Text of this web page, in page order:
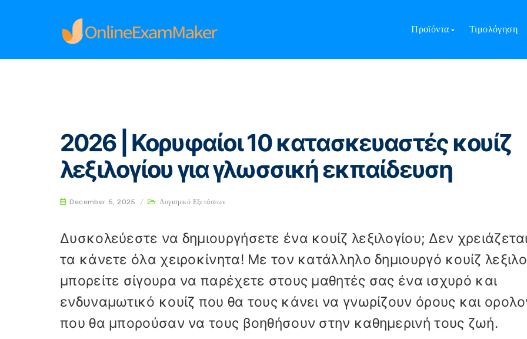
Προϊόντα Τιμολόγηση
Home
2026 | Κορυφαίοι 10 κατασκευαστές κουίζ
λεξιλογίου για γλωσσική εκπαίδευση
December 5, 2025 / Λογισμικό Εξετάσεων
Δυσκολεύεστε να δημιουργήσετε ένα κουίζ λεξιλογίου; Δεν
τα κάνετε όλα χειροκίνητα! Με τον κατάλληλο δημιουργό κουίζ
μπορείτε σίγουρα να παρέχετε στους μαθητές σας ένα ισχυρό και
ενδυναμωτικό κουίζ που θα τους κάνει να γνωρίζουν όρους και
που θα μπορούσαν να τους βοηθήσουν στην καθημερινή τους ζωή.